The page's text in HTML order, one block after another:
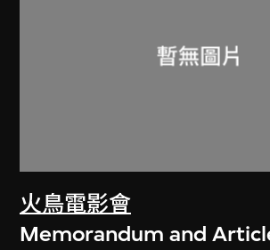
火鳥電影會
Memorandum and